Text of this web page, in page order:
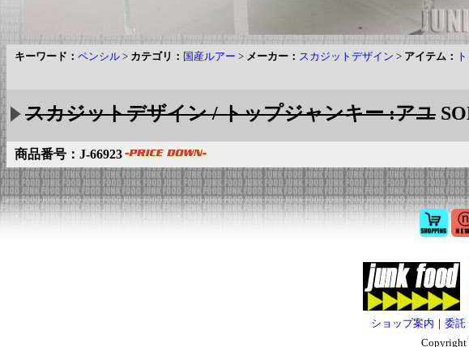
キーワード： ペンシル > カテゴリ： 国産ルアー > メーカー： スカジットデザイン > アイテム：
スカジットデザイン / トップジャンキー :アユ
商品番号：J-66923
ショップ案内 ｜ 委託
Copyright